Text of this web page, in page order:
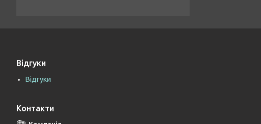
Відгуки
Відгуки
Контакти